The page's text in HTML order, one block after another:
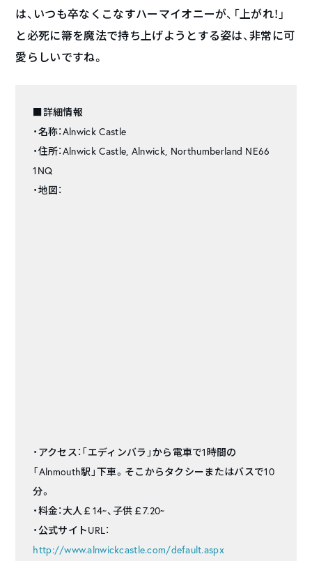
は、いつも卒なくこなすハーマイオニーが、「上がれ！」
と必死に箒を魔法で持ち上げようとする姿は、非常に可
愛らしいですね。
■詳細情報
・名称：Alnwick Castle
・住所：Alnwick Castle, Alnwick, Northumberland NE66
1NQ
・地図：
・アクセス：「エディンバラ」から電車で1時間の
「Alnmouth駅」下車。そこからタクシーまたはバスで10
分。
・料金：大人￡14~、子供￡7.20~
・公式サイトURL：
http://www.alnwickcastle.com/default.aspx